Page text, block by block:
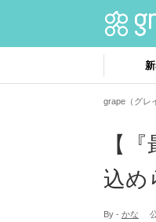
grape（グレ
【
込め
By - かな 公